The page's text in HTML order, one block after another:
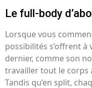
Le full-body
Lorsque vous
possibilités s’offrent à
dernier, comme son
travailler tout le corps
Tandis qu’en split,